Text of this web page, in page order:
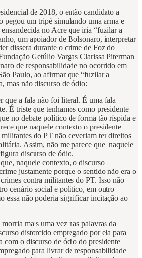
de 2018, o então candidato a
pegou um tripé simulando uma arma e
no Acre que iria “fuzilar a
um apoiador de Bolsonaro, interpretar
dissera durante o crime de Foz do
Getúlio Vargas Clarissa Piterman
de responsabilidade no ocorrido em
Paulo, ao afirmar que “fuzilar a
mas não discurso de ódio:
que a fala não foi literal. É uma fala
É triste que tenhamos como presidente
no debate político de forma tão ríspida e
que naquele contexto o presidente
do PT não deveriam ter direitos
Assim, não me parece que, naquele
discurso de ódio.
naquele contexto, o discurso
justamente porque o sentido não era o
contra militantes do PT. Isso não
cenário social e político, em outro
essa não poderia significar incitação ao
mais uma vez nas palavras da
distorcido empregado por ela para
com o discurso de ódio do presidente
para livrar de responsabilidade